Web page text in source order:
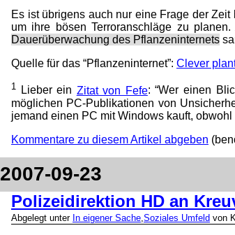
Es ist übrigens auch nur eine Frage der
um ihre bösen Terroranschläge zu
Dauerüberwachung des Pflanzeninternets
Quelle für das “Pflanzeninternet”: Clever
1 Lieber ein Zitat von Fefe: “Wer einen
möglichen PC-Publikationen von
jemand einen PC mit Windows kauft,
Kommentare zu diesem Artikel abgeben
2007-09-23
Polizeidirektion HD an
Abgelegt unter In eigener Sache,Soziales Umfeld von